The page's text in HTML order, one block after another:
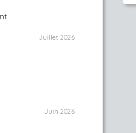
Juillet 2026
Juin 2026